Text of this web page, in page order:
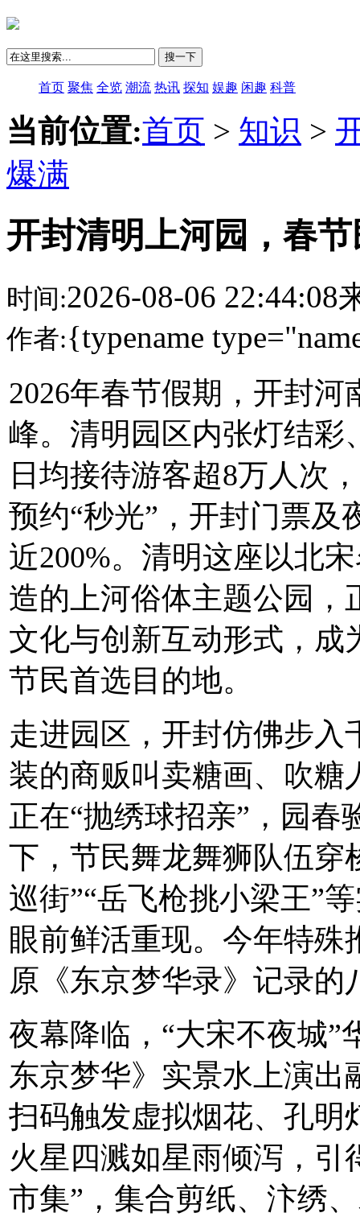
搜一下
首页 聚焦 全览 潮流 热讯 探知 娱趣 闲趣 科普
当前位置:首页 > 知识 >
爆满
开封清明上河园，春
时间:2026-08-06 22:44:08
作者:{typename
2026年春节假期，开封
峰。清明园区内张灯结彩
日均接待游客超8万人次
预约“秒光”，开封门票及
近200%。清明这座以北
造的上河俗体主题公园，
文化与创新互动形式，成
节民首选目的地。
走进园区，开封仿佛步入
装的商贩叫卖糖画、吹糖
正在“抛绣球招亲”，园
下，节民舞龙舞狮队伍穿
巡街”“岳飞枪挑小梁王”
眼前鲜活重现。今年特殊
原《东京梦华录》记录
夜幕降临，“大宋不夜城”
东京梦华》实景水上演出
扫码触发虚拟烟花、孔明
火星四溅如星雨倾泻，引
市集”，集合剪纸、汴绣